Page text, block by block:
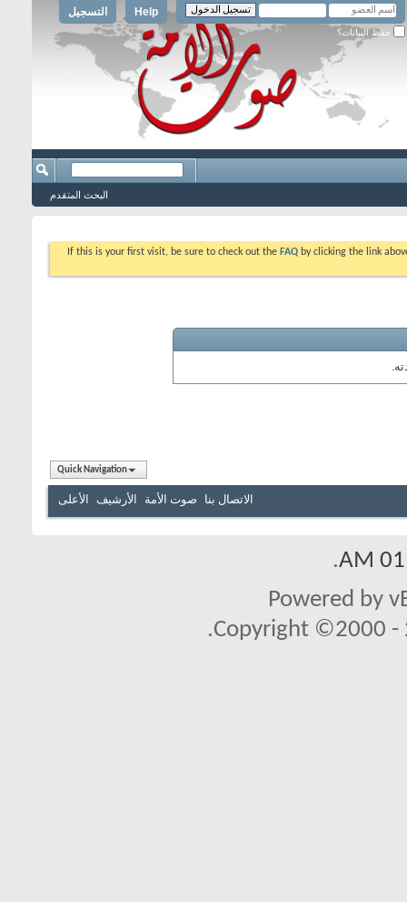
التسجيل Help
حفظ البيانات؟
البحث المتقدم
If this is your first visit, be sure to check out the FAQ by clicking the link
Quick Navigation
الاتصال بنا صوت الأمة الأرشيف الأعلى
.
Powered by
Copyright ©2000 -